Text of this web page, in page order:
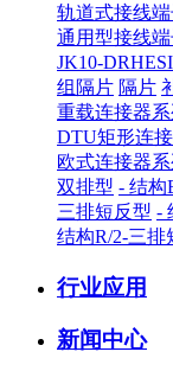
轨道式接线端
通用型接线端
JK10-
组隔片 隔片
重载连接器系
DTU矩形连
欧式连接器系
双排型 - 结构
三排短反型 -
结构R/2-三排
行业应用
新闻中心